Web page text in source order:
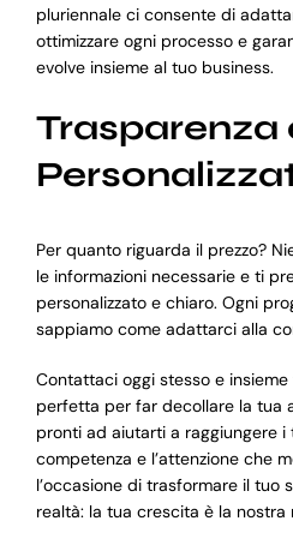
pluriennale ci consente di
ottimizzare ogni processo e
evolve insieme al tuo business.
Trasparenza
Per quanto riguarda il prezzo?
le informazioni necessarie e ti
personalizzato e chiaro. Ogni
sappiamo come adattarci alla
Contattaci oggi stesso e
perfetta per far decollare la tua
pronti ad aiutarti a raggiungere i
competenza e l’attenzione che
l’occasione di trasformare il tuo
realtà: la tua crescita è la nostra